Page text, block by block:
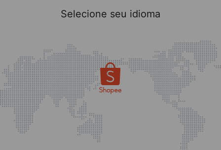
Selecione seu idioma